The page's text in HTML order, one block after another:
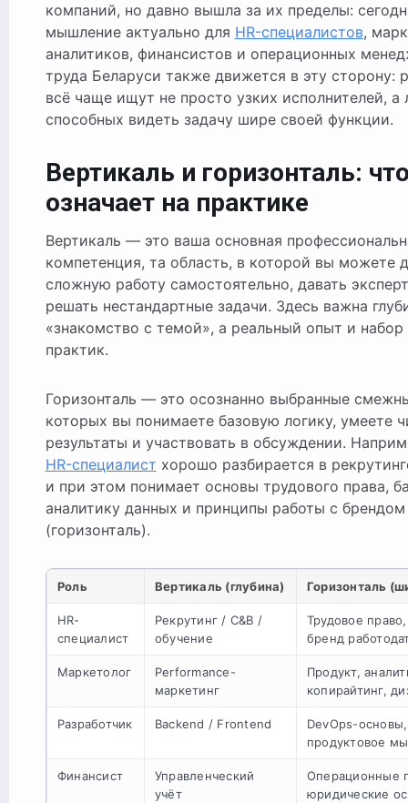
компаний, но давно вышла за их пределы:
мышление актуально для HR-специалистов,
аналитиков, финансистов и операционных
труда Беларуси также движется в эту сторону:
всё чаще ищут не просто узких исполнителей, а
способных видеть задачу шире своей функции.
Вертикаль и горизонталь:
означает на практике
Вертикаль — это ваша основная
компетенция, та область, в которой вы можете
сложную работу самостоятельно, давать
решать нестандартные задачи. Здесь важна
«знакомство с темой», а реальный опыт и набор
практик.
Горизонталь — это осознанно выбранные
которых вы понимаете базовую логику, умеете
результаты и участвовать в обсуждении.
HR-специалист хорошо разбирается в
и при этом понимает основы трудового права,
аналитику данных и принципы работы с брендом
(горизонталь).
Роль Вертикаль (глубина) Горизонталь
HR-
специалист
Рекрутинг / C&B /
обучение
Трудовое
бренд
Маркетолог
Performance-
маркетинг
Продукт,
копирайтинг,
Разработчик Backend / Frontend
DevOps-
продуктовое
Финансист
Управленческий
учёт
Операционные
юридические